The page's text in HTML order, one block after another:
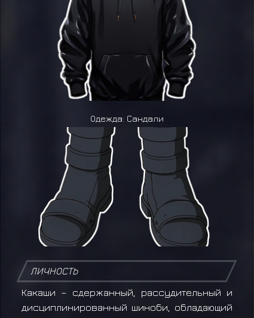
Одежда: Сандали
ЛИЧНОСТЬ
Какаши – сдержанный, рассудительный и
дисциплинированный шиноби, обладающий